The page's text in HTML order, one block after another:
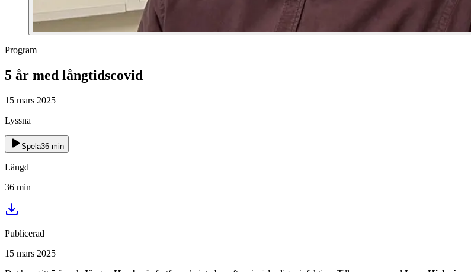
Program
5 år med långtidscovid
15 mars 2025
Lyssna
Spela36 min
Längd
36 min
Publicerad
15 mars 2025